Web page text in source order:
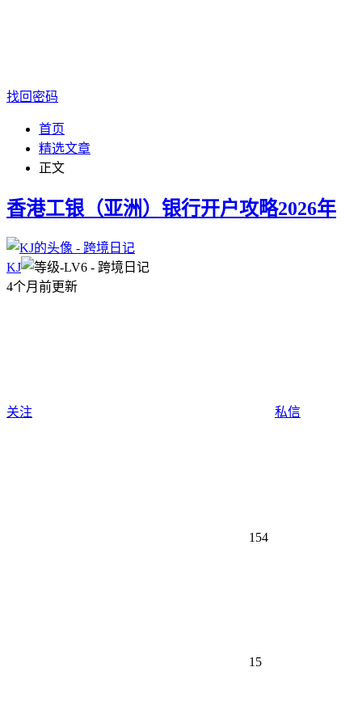
找回密码
首页
精选文章
正文
香港工银（亚洲）银行开户攻略2026年
KJ
4个月前更新
关注 私信
154
15